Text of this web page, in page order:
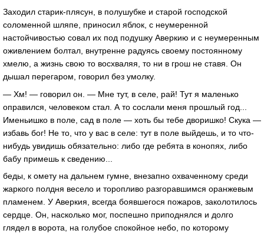
Заходил старик-плясун, в полушубке и старой господской
соломенной шляпе, приносил яблок, с неумеренной
настойчивостью совал их под подушку Аверкию и с неумеренным
оживлением болтал, внутренне радуясь своему постоянному
хмелю, а жизнь свою то восхваляя, то ни в грош не ставя. Он
дышал перегаром, говорил без умолку.
— Хм! — говорил он. — Мне тут, в селе, рай! Тут я маленько
оправился, человеком стал. А то сослали меня прошлый год...
Именьишко в поле, сад в поле — хоть бы тебе дворишко! Скука —
избавь бог! Не то, что у вас в селе: тут в поле выйдешь, и то что-
нибудь увидишь обязательно: либо где ребята в конопях, либо
бабу примешь к сведению...
беды, к омету на дальнем гумне, внезапно охваченному среди
жаркого полдня весело и торопливо разгоравшимся оранжевым
пламенем. У Аверкия, всегда боявшегося пожаров, заколотилось
сердце. Он, насколько мог, поспешно приподнялся и долго
глядел в ворота, на голубое спокойное небо, по которому